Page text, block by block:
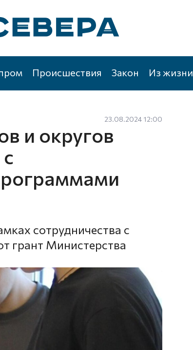
Происшествия Закон Из жизни
23.08.2024 12:00
и округов
сотрудничества с
грант Министерства